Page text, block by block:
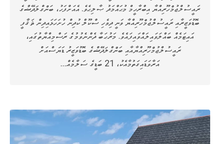
ރައީސުލްޖުމްހޫރިއްޔާ އިބްރާހީމް މުޙައްމަދު ޞާލިޙެވެ. އެއަށްފަހު، ބަންގްލަދޭޝްގެ
ބޮޑުވަޒީރާއި ރައީސުލްޖުމްހޫރިއްޔާ ވަނީ ދިވެހި ސްކޫލް ކުދިން ހުށަހަޅައިދިން ޘަޤާފީ
އައިޓަމެއް ބައްލަވައިލައްވައިފައެވެ. މަރުޙަބާ ދެންނެވުމުގެ ރަސްމިއްޔާތުގައި،
ރައީސުލްޖުމްހޫރިއްޔާއާއި ބަންގްލަދޭޝްގެ ބޮޑުވަޒީރު ޑަޔަސްއަށް
އަރާވަޑައިގަތުމާއެކު، 21 ބަޑީގެ ސަލާމެއް…